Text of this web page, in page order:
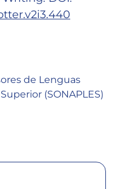
de Lenguas
(SONAPLES)